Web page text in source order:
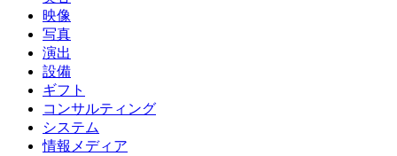
映像
写真
演出
設備
ギフト
コンサルティング
システム
情報メディア